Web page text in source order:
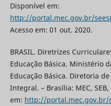
Disponível em:
http://portal.mec.gov.br/
Acesso em: 01 out. 2020.
BRASIL. Diretrizes
Educação Básica. Ministério
Educação Básica. Diretoria
Integral. – Brasília: MEC,
em: http://portal.mec.gov.br/